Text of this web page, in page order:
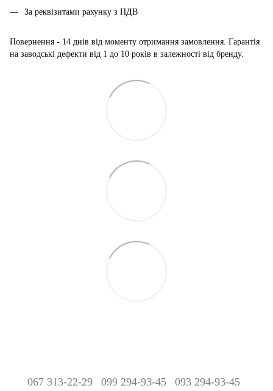
За реквізитами рахунку з ПДВ
Повернення - 14 днів від моменту отримання замовлення. Гарантія
на заводські дефекти від 1 до 10 років в залежності від бренду.
067 313-22-29 099 294-93-45 093 294-93-45